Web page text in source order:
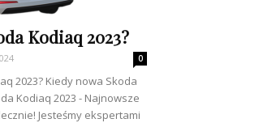
Kodiaq 2023?
0
2023? Kiedy nowa Skoda
Kodiaq 2023 - Najnowsze
Jesteśmy ekspertami